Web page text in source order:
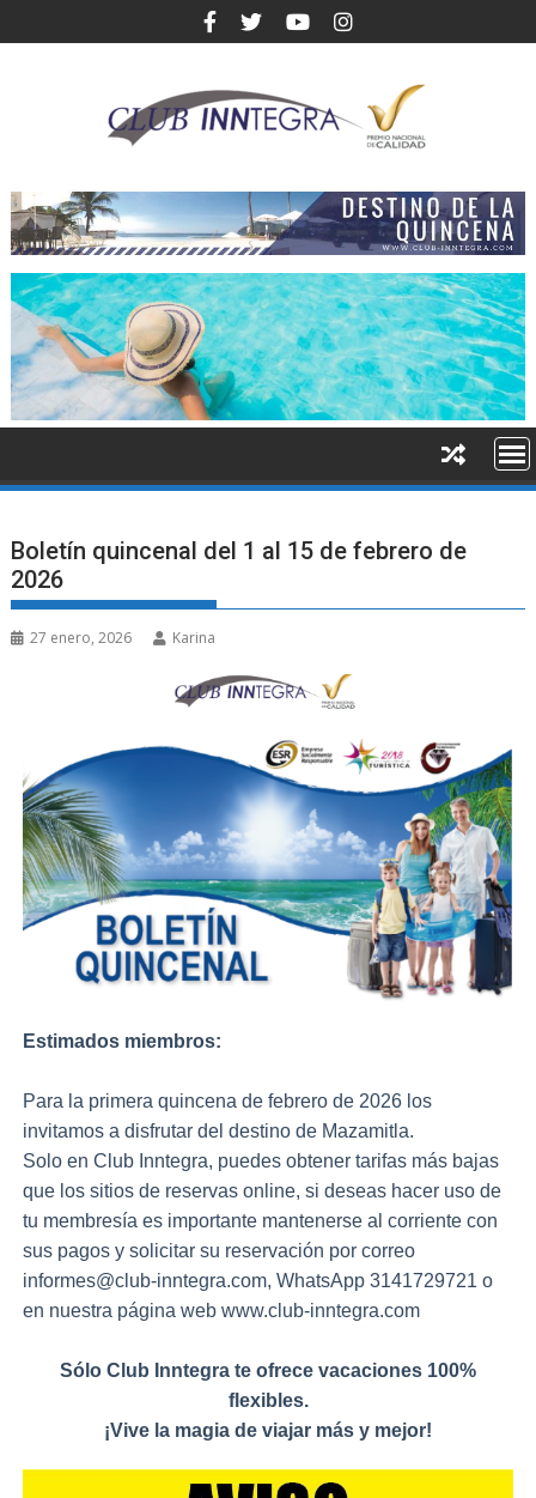
Boletín quincenal del 1 al 15 de febrero de
2026
27 enero, 2026 Karina
Estimados miembros:
Para la primera quincena de febrero de 2026 los
invitamos a disfrutar del destino de Mazamitla.
Solo en Club Inntegra, puedes obtener tarifas más bajas
que los sitios de reservas online, si deseas hacer uso de
tu membresía es importante mantenerse al corriente con
sus pagos y solicitar su reservación por correo
informes@club-inntegra.com, WhatsApp 3141729721 o
en nuestra página web www.club-inntegra.com
Sólo Club Inntegra te ofrece vacaciones 100%
flexibles.
¡Vive la magia de viajar más y mejor!